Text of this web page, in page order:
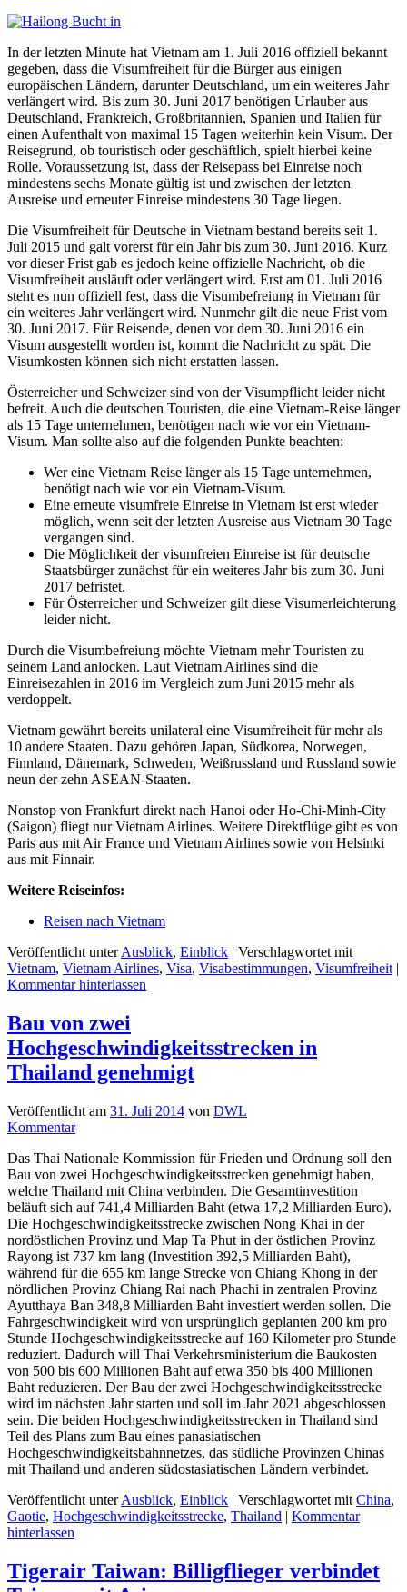
In der letzten Minute hat Vietnam am 1. Juli 2016 offiziell bekannt
gegeben, dass die Visumfreiheit für die Bürger aus einigen
europäischen Ländern, darunter Deutschland, um ein weiteres Jahr
verlängert wird. Bis zum 30. Juni 2017 benötigen Urlauber aus
Deutschland, Frankreich, Großbritannien, Spanien und Italien für
einen Aufenthalt von maximal 15 Tagen weiterhin kein Visum. Der
Reisegrund, ob touristisch oder geschäftlich, spielt hierbei keine
Rolle. Voraussetzung ist, dass der Reisepass bei Einreise noch
mindestens sechs Monate gültig ist und zwischen der letzten
Ausreise und erneuter Einreise mindestens 30 Tage liegen.
Die Visumfreiheit für Deutsche in Vietnam bestand bereits seit 1.
Juli 2015 und galt vorerst für ein Jahr bis zum 30. Juni 2016. Kurz
vor dieser Frist gab es jedoch keine offizielle Nachricht, ob die
Visumfreiheit ausläuft oder verlängert wird. Erst am 01. Juli 2016
steht es nun offiziell fest, dass die Visumbefreiung in Vietnam für
ein weiteres Jahr verlängert wird. Nunmehr gilt die neue Frist vom
30. Juni 2017. Für Reisende, denen vor dem 30. Juni 2016 ein
Visum ausgestellt worden ist, kommt die Nachricht zu spät. Die
Visumkosten können sich nicht erstatten lassen.
Österreicher und Schweizer sind von der Visumpflicht leider nicht
befreit. Auch die deutschen Touristen, die eine Vietnam-Reise länger
als 15 Tage unternehmen, benötigen nach wie vor ein Vietnam-
Visum. Man sollte also auf die folgenden Punkte beachten:
Wer eine Vietnam Reise länger als 15 Tage unternehmen,
benötigt nach wie vor ein Vietnam-Visum.
Eine erneute visumfreie Einreise in Vietnam ist erst wieder
möglich, wenn seit der letzten Ausreise aus Vietnam 30 Tage
vergangen sind.
Die Möglichkeit der visumfreien Einreise ist für deutsche
Staatsbürger zunächst für ein weiteres Jahr bis zum 30. Juni
2017 befristet.
Für Österreicher und Schweizer gilt diese Visumerleichterung
leider nicht.
Durch die Visumbefreiung möchte Vietnam mehr Touristen zu
seinem Land anlocken. Laut Vietnam Airlines sind die
Einreisezahlen in 2016 im Vergleich zum Juni 2015 mehr als
verdoppelt.
Vietnam gewährt bereits unilateral eine Visumfreiheit für mehr als
10 andere Staaten. Dazu gehören Japan, Südkorea, Norwegen,
Finnland, Dänemark, Schweden, Weißrussland und Russland sowie
neun der zehn ASEAN-Staaten.
Nonstop von Frankfurt direkt nach Hanoi oder Ho-Chi-Minh-City
(Saigon) fliegt nur Vietnam Airlines. Weitere Direktflüge gibt es von
Paris aus mit Air France und Vietnam Airlines sowie von Helsinki
aus mit Finnair.
Weitere Reiseinfos:
Reisen nach Vietnam
Veröffentlicht unterAusblick, Einblick | Verschlagwortet mit
Vietnam, Vietnam Airlines, Visa, Visabestimmungen, Visumfreiheit |
Kommentar hinterlassen
Bau von zwei
Hochgeschwindigkeitsstrecken in
Thailand genehmigt
Veröffentlicht am 31. Juli 2014 von DWL
Kommentar
Das Thai Nationale Kommission für Frieden und Ordnung soll den
Bau von zwei Hochgeschwindigkeitsstrecken genehmigt haben,
welche Thailand mit China verbinden. Die Gesamtinvestition
beläuft sich auf 741,4 Milliarden Baht (etwa 17,2 Milliarden Euro).
Die Hochgeschwindigkeitsstrecke zwischen Nong Khai in der
nordöstlichen Provinz und Map Ta Phut in der östlichen Provinz
Rayong ist 737 km lang (Investition 392,5 Milliarden Baht),
während für die 655 km lange Strecke von Chiang Khong in der
nördlichen Provinz Chiang Rai nach Phachi in zentralen Provinz
Ayutthaya Ban 348,8 Milliarden Baht investiert werden sollen. Die
Fahrgeschwindigkeit wird von ursprünglich geplanten 200 km pro
Stunde Hochgeschwindigkeitsstrecke auf 160 Kilometer pro Stunde
reduziert. Dadurch will Thai Verkehrsministerium die Baukosten
von 500 bis 600 Millionen Baht auf etwa 350 bis 400 Millionen
Baht reduzieren. Der Bau der zwei Hochgeschwindigkeitsstrecke
wird im nächsten Jahr starten und soll im Jahr 2021 abgeschlossen
sein. Die beiden Hochgeschwindigkeitsstrecken in Thailand sind
Teil des Plans zum Bau eines panasiatischen
Hochgeschwindigkeitsbahnnetzes, das südliche Provinzen Chinas
mit Thailand und anderen südostasiatischen Ländern verbindet.
Veröffentlicht unter Ausblick, Einblick | Verschlagwortet mit China,
Gaotie, Hochgeschwindigkeitsstrecke, Thailand | Kommentar
hinterlassen
Tigerair Taiwan: Billigflieger verbindet